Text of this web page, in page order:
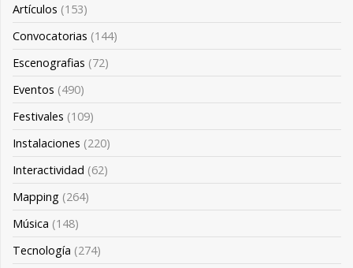
Artículos (153)
Convocatorias (144)
Escenografias (72)
Eventos (490)
Festivales (109)
Instalaciones (220)
Interactividad (62)
Mapping (264)
Música (148)
Tecnología (274)